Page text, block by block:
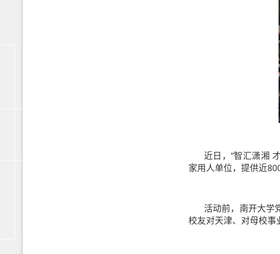
近日，“智汇潇湘
家用人单位，提供近
活动前，南开大学
校友对天津、对母校事